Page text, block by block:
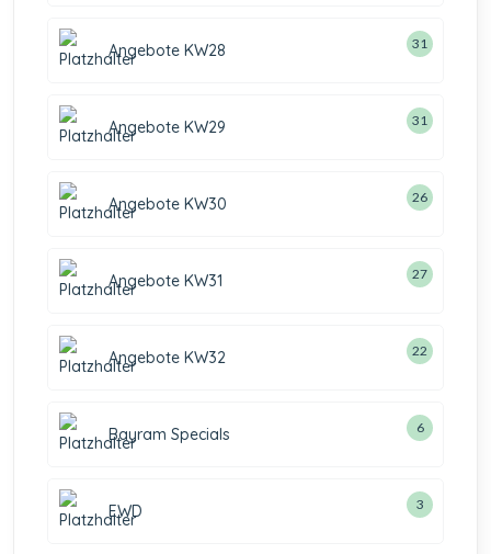
Angebote KW28 31
Angebote KW29 31
Angebote KW30 26
Angebote KW31 27
Angebote KW32 22
Bayram Specials 6
EWD 3